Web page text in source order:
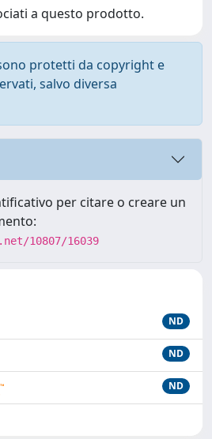
a questo prodotto.
protetti da copyright e
salvo diversa
per citare o creare un
10807/16039
ND
ND
ND